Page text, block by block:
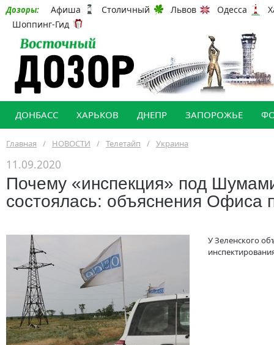
Дозоры: Афиша Столичный Львов Одесса
Шоппинг-Гид
ДОНБАСС ХАРЬКОВ ДНЕПР ЗАПОРОЖЬЕ
Главная / НОВОСТИ / Телетайп / Украина
11.09.2020
Почему «инспекция» под
состоялась: объяснения Офиса
У Зеленского